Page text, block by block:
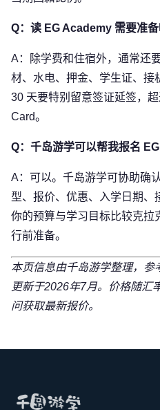
Q：读 EG Academy 需要准备
A：除学费和住宿外，通常还
材、水电、押金、学生证、接
30 天要特别留意签证延签，
Card。
Q：千岛游学可以帮我报名
A：可以。千岛游学可协助确
型、报价、优惠、入学日期
你的预算与学习目标比较克拉
行前准备。
本页信息由千岛游学整理，参
更新于2026年7月。价格随汇
问获取最新报价。